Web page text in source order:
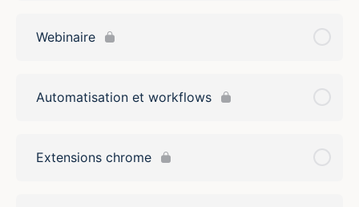
Webinaire
Automatisation et workflows
Extensions chrome